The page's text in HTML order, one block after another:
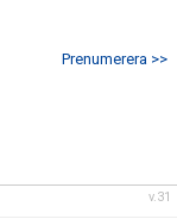
Prenumerera >>
v.31